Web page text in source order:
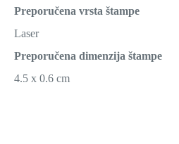
Preporučena vrsta štampe
Laser
Preporučena dimenzija štampe
4.5 x 0.6 cm